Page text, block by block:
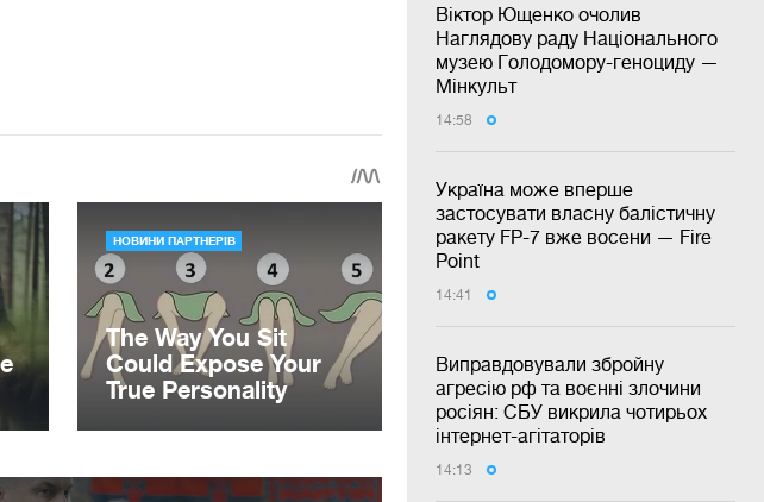
Віктор Ющенко очолив
Наглядову раду Національного
музею Голодомору-геноциду —
Мінкульт
14:58
Україна може вперше
застосувати власну балістичну
ракету FP-7 вже восени — Fire
Point
14:41
Виправдовували збройну
агресію рф та воєнні злочини
росіян: СБУ викрила чотирьох
інтернет-агітаторів
14:13